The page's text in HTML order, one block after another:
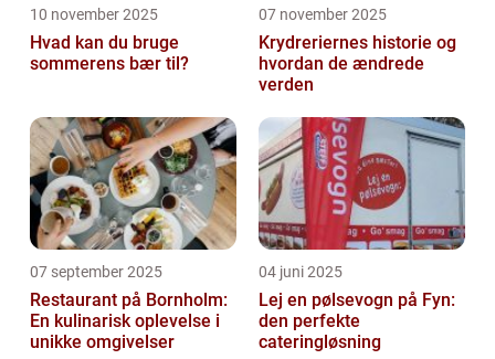
10 november 2025
Hvad kan du bruge
sommerens bær til?
07 november 2025
Krydreriernes historie og
hvordan de ændrede
verden
07 september 2025
Restaurant på Bornholm:
En kulinarisk oplevelse i
unikke omgivelser
04 juni 2025
Lej en pølsevogn på Fyn:
den perfekte
cateringløsning